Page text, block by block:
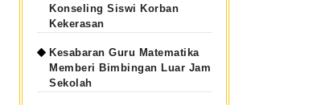
Konseling Siswi Korban
Kekerasan
Kesabaran Guru Matematika
Memberi Bimbingan Luar Jam
Sekolah